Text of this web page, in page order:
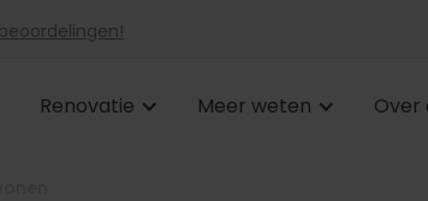
beoordelingen!
Renovatie Meer weten Over